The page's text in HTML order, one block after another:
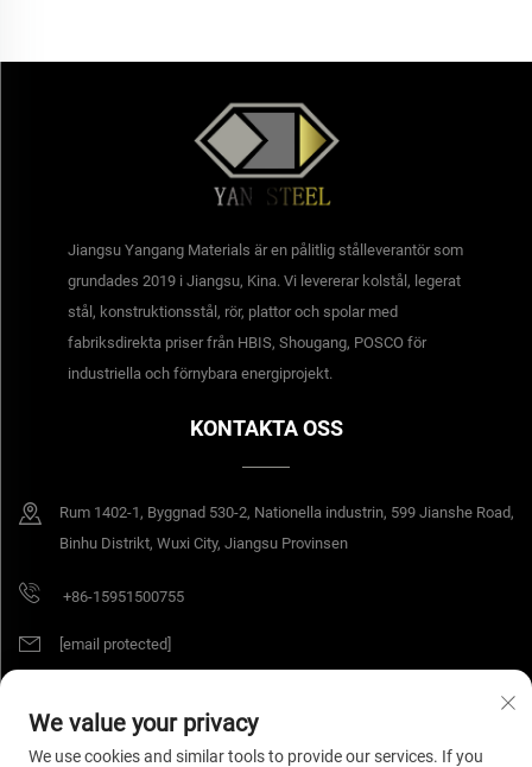
Jiangsu Yangang Materials är en pålitlig stålleverantör som
grundades 2019 i Jiangsu, Kina. Vi levererar kolstål, legerat
stål, konstruktionsstål, rör, plattor och spolar med
fabriksdirekta priser från HBIS, Shougang, POSCO för
industriella och förnybara energiprojekt.
KONTAKTA OSS
Rum 1402-1, Byggnad 530-2, Nationella industrin, 599 Jianshe Road,
Binhu Distrikt, Wuxi City, Jiangsu Provinsen
+86-15951500755
[email protected]
Copyright © 2025 Jiangsu Yangang Materials Co., Ltd. All rättigheter
We value your privacy
We use cookies and similar tools to provide our services. If you